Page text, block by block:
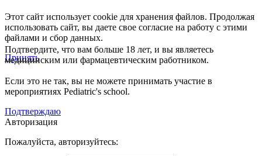
Этот сайт использует cookie для хранения файлов. Продолжая
использовать сайт, вы даете свое согласие на работу с этими
файлами и сбор данных.
Принять
Подтвердите, что вам больше 18 лет, и вы являетесь
медицинским или фармацевтическим работником.
Если это не так, вы не можете принимать участие в
мероприятиях Pediatric's school.
Подтверждаю
Авторизация
Пожалуйста, авторизуйтесь: